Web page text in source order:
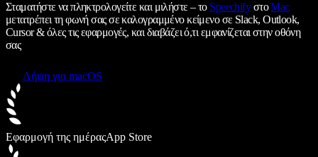
Σταματήστε να πληκτρολογείτε και μιλήστε – το SpeechifyστοMac
μετατρέπει τη φωνή σας σε καλογραμμένο κείμενο σε Slack, Outlook,
Cursor & όλες τις εφαρμογές, και διαβάζει ό,τι εμφανίζεται στην οθόνη
σας
Λήψη για macOS
Εφαρμογή της ημέραςApp Store